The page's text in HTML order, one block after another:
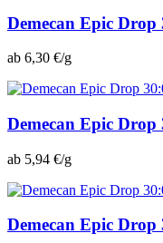
Demecan Epic Drop
ab 6,30 €/g
Demecan Epic Drop
ab 5,94 €/g
Demecan Epic Drop